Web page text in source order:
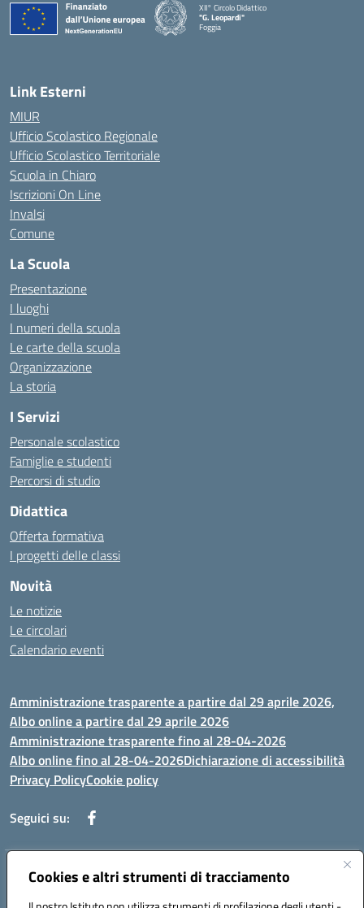
Cookies e altri strumenti di tracciamento
XII° Circolo Didattico
"G. Leopardi"
Foggia
— Visita la pagina iniziale della scuola
Link Esterni
MIUR
Ufficio Scolastico Regionale
Ufficio Scolastico Territoriale
Scuola in Chiaro
Iscrizioni On Line
Invalsi
Comune
La Scuola
Presentazione
I luoghi
I numeri della scuola
Le carte della scuola
Organizzazione
La storia
I Servizi
Personale scolastico
Famiglie e studenti
Percorsi di studio
Didattica
Offerta formativa
I progetti delle classi
Novità
Le notizie
Le circolari
Calendario eventi
Amministrazione trasparente a partire dal 29 aprile 2026,
Albo online a partire dal 29 aprile 2026
Amministrazione trasparente fino al 28-04-2026
Albo online fino al 28-04-2026Dichiarazione di accessibilità
Privacy PolicyCookie policy
Seguici su:
Indirizzo:Via Selicato, 1 71122 FOGGIA (FG)